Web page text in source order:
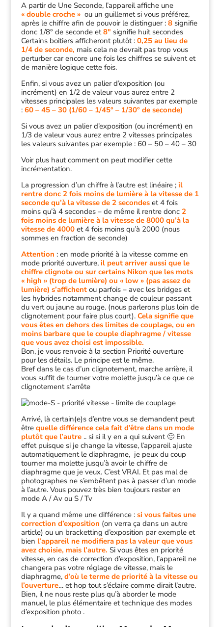
A partir de Une Seconde, l’appareil affiche une
« double croche »ou un guillemet si vous préférez,
après le chiffre afin de pouvoir le distinguer :8signifie
donc 1/8° de seconde et8″ signifie huit secondes
Certains boitiers afficheront plutôt : 0,25 au lieu de
1/4 de seconde, mais cela ne devrait pas trop vous
perturber car encore une fois les chiffres se suivent et
de manière logique cette fois.
Enfin, si vous avez un palier d’exposition (ou
incrément) en 1/2 de valeur vous aurez entre 2
vitesses principales les valeurs suivantes par exemple
: 60 – 45 – 30 (1/60 – 1/45° – 1/30° de seconde)
Si vous avez un palier d’exposition (ou incrément) en
1/3 de valeur vous aurez entre 2 vitesses principales
les valeurs suivantes par exemple : 60 – 50 – 40 – 30
Voir plus haut comment on peut modifier cette
incrémentation.
La progression d’un chiffre à l’autre est linéaire ; il
rentre donc 2 fois moins de lumière à la vitesse de 1
seconde qu’à la vitesse de 2 secondeset 4 fois
moins qu’à 4 secondes – de même il rentre donc2
fois moins de lumière à la vitesse de 8000 qu’à la
vitesse de 4000 et 4 fois moins qu’à 2000 (nous
sommes en fraction de seconde)
Attention : en mode priorité à la vitesse comme en
mode priorité ouverture, il peut arriver aussi que le
chiffre clignote ou sur certains Nikon que les mots
« high » (trop de lumière) ou « low » (pas assez de
lumière) s’affichentou parfois – avec les bridges et
les hybrides notamment change de couleur passant
du vert ou jaune au rouge. (nous parlerons plus loin de
clignotement pour faire plus court). Cela signifie que
vous êtes en dehors des limites de couplage, ou en
moins barbare que le couple diaphragme / vitesse
que vous avez choisi est impossible.
Bon, je vous renvoie à la section Priorité ouverture
pour les détails. Le principe est le même.
Bref dans le cas d’un clignotement, marche arrière, il
vous suffit de tourner votre molette jusqu’à ce que ce
clignotement s’arrête
Arrivé, là certain(e)s d’entre vous se demandent peut
êtrequelle différence cela fait d’être dans un mode
plutôt que l’autre.. si si il y en a qui suivent 🙂 En
effet puisque si je change la vitesse, l’appareil ajuste
automatiquement le diaphragme, je peux du coup
tourner ma molette jusqu’à avoir le chiffre de
diaphragme que je veux. C’est VRAI. Et pas mal de
photographes ne s’embêtent pas à passer d’un mode
à l’autre. Vous pouvez très bien toujours rester en
mode A / Av ou S / Tv
Il y a quand même une différence : si vous faites une
correction d’exposition (on verra ça dans un autre
article) ou un bracketting d’exposition par exemple et
bien l’appareil ne modifiera pas la valeur que vous
avez choisie, mais l’autre. Si vous êtes en priorité
vitesse, en cas de correction d’exposition, l’appareil ne
changera pas votre réglage de vitesse, mais le
diaphragme,d’où le terme de priorité à la vitesse ou
l’ouverture… et hop tout s’éclaire comme dirait l’autre.
Bien, il ne nous reste plus qu’à aborder le mode
manuel, le plus élémentaire et technique des modes
d’exposition photo .